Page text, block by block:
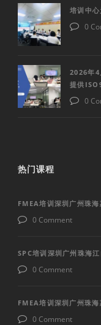
培训中
0
2026年4
提供
0
热门课程
FMEA培训深圳广州珠
0 Comment
SPC培训深圳广州珠海
0 Comment
FMEA培训深圳广州珠
0 Comment